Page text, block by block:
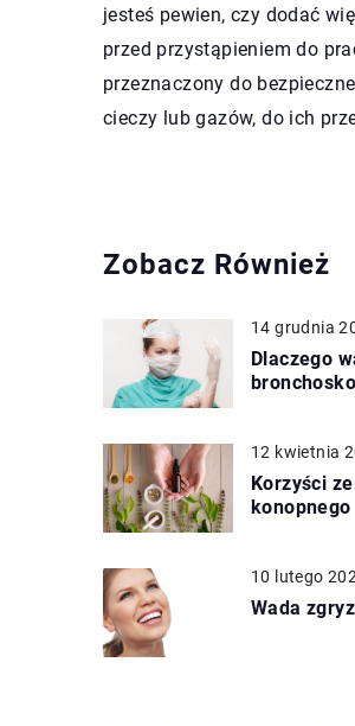
jesteś pewien, czy dodać
przed przystąpieniem do
przeznaczony do
cieczy lub gazów, do ich
Zobacz Również
14 grudnia
Dlaczego
12 kwietnia
Korzyści
konopnego
10 lutego
Wada